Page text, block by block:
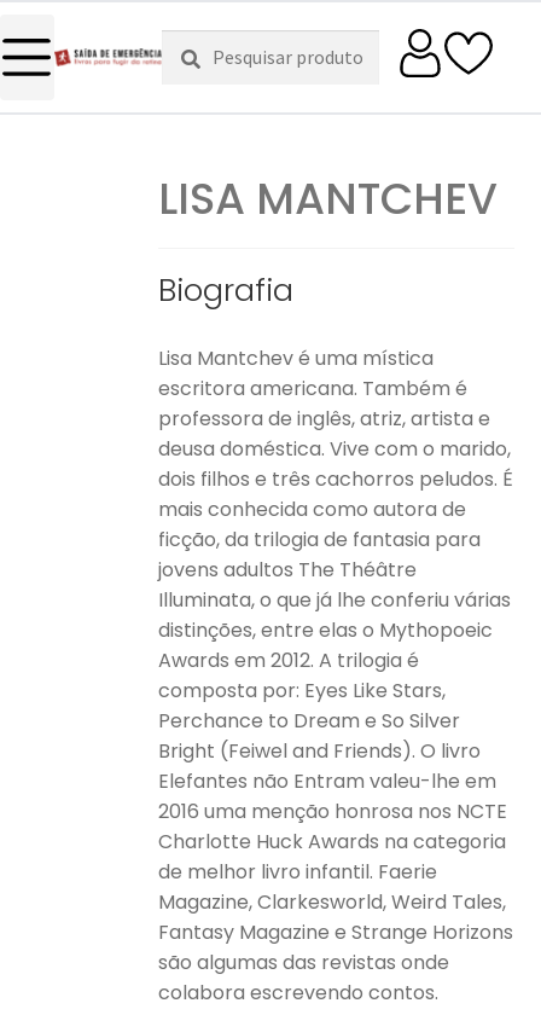
Pesquisar
por:
Pesquisa
LISA MANTCHEV
Biografia
Lisa Mantchev é uma mística
escritora americana. Também é
professora de inglês, atriz, artista e
deusa doméstica. Vive com o marido,
dois filhos e três cachorros peludos. É
mais conhecida como autora de
ficção, da trilogia de fantasia para
jovens adultos The Théâtre
Illuminata, o que já lhe conferiu várias
distinções, entre elas o Mythopoeic
Awards em 2012. A trilogia é
composta por: Eyes Like Stars,
Perchance to Dream e So Silver
Bright (Feiwel and Friends). O livro
Elefantes não Entram valeu-lhe em
2016 uma menção honrosa nos NCTE
Charlotte Huck Awards na categoria
de melhor livro infantil. Faerie
Magazine, Clarkesworld, Weird Tales,
Fantasy Magazine e Strange Horizons
são algumas das revistas onde
colabora escrevendo contos.